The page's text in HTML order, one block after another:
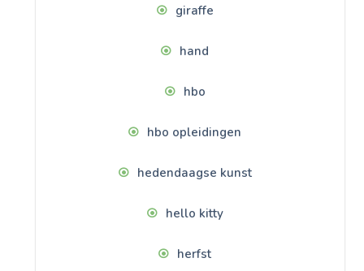
giraffe
hand
hbo
hbo opleidingen
hedendaagse kunst
hello kitty
herfst